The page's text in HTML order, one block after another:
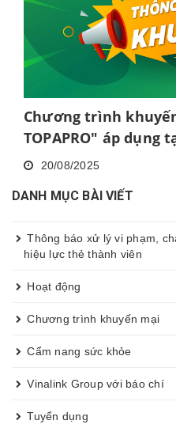
Chương trình
TOPAPRO" áp dụng
20/08/2025
DANH MỤC BÀI VIẾT
Thông báo xử lý vi phạm,
hiệu lực thẻ thành viên
Hoạt động
Chương trình khuyến mại
Cẩm nang sức khỏe
Vinalink Group với báo chí
Tuyển dụng